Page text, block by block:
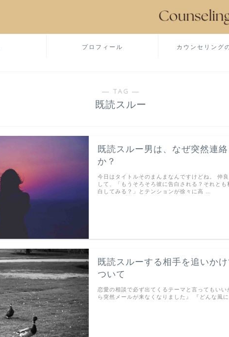
プロフィール カウンセリング
― TAG ―
既読スルー
既読スルー男は、なぜ突然連
か？
今日はタイトルそのまんまなんですけどね。 仲
して、「もうそろそろ彼に告白される？それと
白してみる？」とテンションが徐々に高 …
既読スルーする相手を追いか
ついて
恋愛の相談で必ず出てくるテーマと言ってもい
ら突然メールが来なくなりました』 『どんな風